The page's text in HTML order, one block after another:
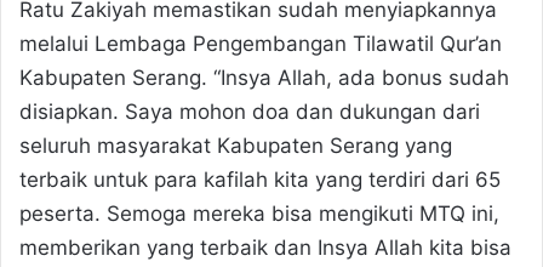
Ratu Zakiyah memastikan sudah menyiapkannya
melalui Lembaga Pengembangan Tilawatil Qur’an
Kabupaten Serang. “Insya Allah, ada bonus sudah
disiapkan. Saya mohon doa dan dukungan dari
seluruh masyarakat Kabupaten Serang yang
terbaik untuk para kafilah kita yang terdiri dari 65
peserta. Semoga mereka bisa mengikuti MTQ ini,
memberikan yang terbaik dan Insya Allah kita bisa